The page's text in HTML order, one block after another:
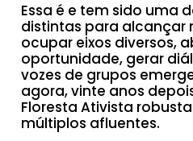
Essa é e tem sido uma
distintas para alcançar
ocupar eixos diversos,
oportunidade, gerar
vozes de grupos
agora, vinte anos
Floresta Ativista
múltiplos afluentes.